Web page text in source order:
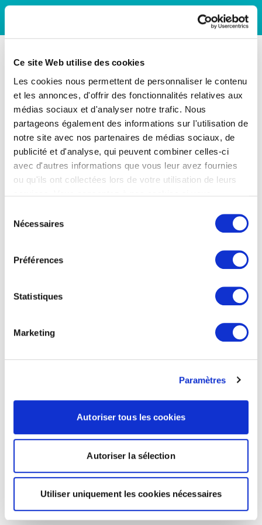
Ce site Web utilise des cookies
Les cookies nous permettent de personnaliser le contenu
et les annonces, d'offrir des fonctionnalités relatives aux
médias sociaux et d'analyser notre trafic. Nous
partageons également des informations sur l'utilisation de
notre site avec nos partenaires de médias sociaux, de
publicité et d'analyse, qui peuvent combiner celles-ci
avec d'autres informations que vous leur avez fournies
ou qu'ils ont collectées lors de votre utilisation de leurs
Nécessaires
Préférences
Statistiques
Marketing
Paramètres
Autoriser tous les cookies
Autoriser la sélection
Utiliser uniquement les cookies nécessaires